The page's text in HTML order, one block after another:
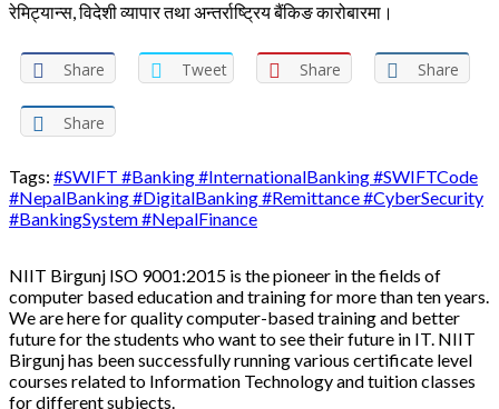
रेमिट्यान्स, विदेशी व्यापार तथा अन्तर्राष्ट्रिय बैंकिङ कारोबारमा।
Share Tweet Share Share
Share
Tags: #SWIFT #Banking #InternationalBanking #SWIFTCode
#NepalBanking #DigitalBanking #Remittance #CyberSecurity
#BankingSystem #NepalFinance
NIIT Birgunj ISO 9001:2015 is the pioneer in the fields of
computer based education and training for more than ten years.
We are here for quality computer-based training and better
future for the students who want to see their future in IT. NIIT
Birgunj has been successfully running various certificate level
courses related to Information Technology and tuition classes
for different subjects.